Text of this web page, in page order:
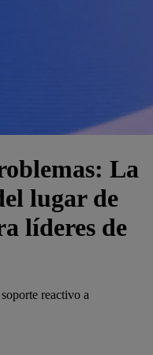
La
lugar de
líderes de
reactivo a